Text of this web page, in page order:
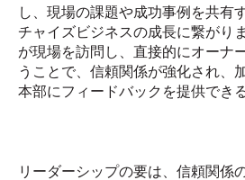
し、現場の課題や成功事例を共有
チャイズビジネスの成長に繋がり
が現場を訪問し、直接的にオーナ
うことで、信頼関係が強化され、
本部にフィードバックを提供でき
リーダーシップの要は、信頼関係